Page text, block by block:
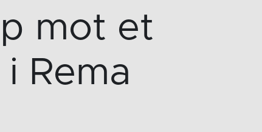
mot et
Rema